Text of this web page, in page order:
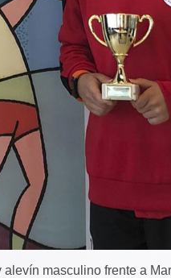
masculino frente a